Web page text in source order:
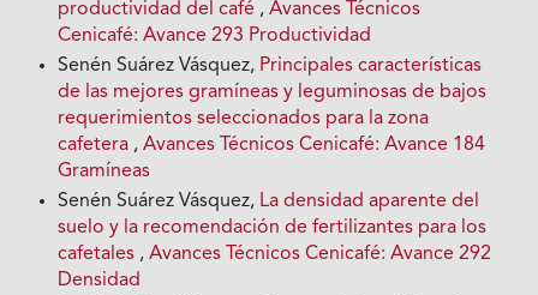
productividad del café ,Avances Técnicos
Cenicafé: Avance 293 Productividad
Senén Suárez Vásquez, Principales características
de las mejores gramíneas y leguminosas de bajos
requerimientos seleccionados para la zona
cafetera ,Avances Técnicos Cenicafé: Avance 184
Gramíneas
Senén Suárez Vásquez, La densidad aparente del
suelo y la recomendación de fertilizantes para los
cafetales ,Avances Técnicos Cenicafé: Avance 292
Densidad